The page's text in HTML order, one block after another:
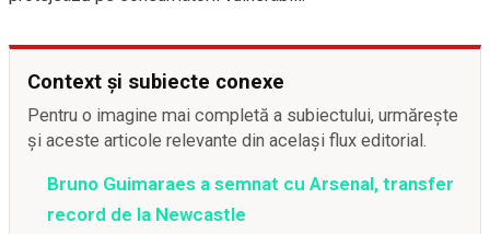
Context și subiecte conexe
Pentru o imagine mai completă a subiectului, urmărește
și aceste articole relevante din același flux editorial.
Bruno Guimaraes a semnat cu Arsenal, transfer
record de la Newcastle